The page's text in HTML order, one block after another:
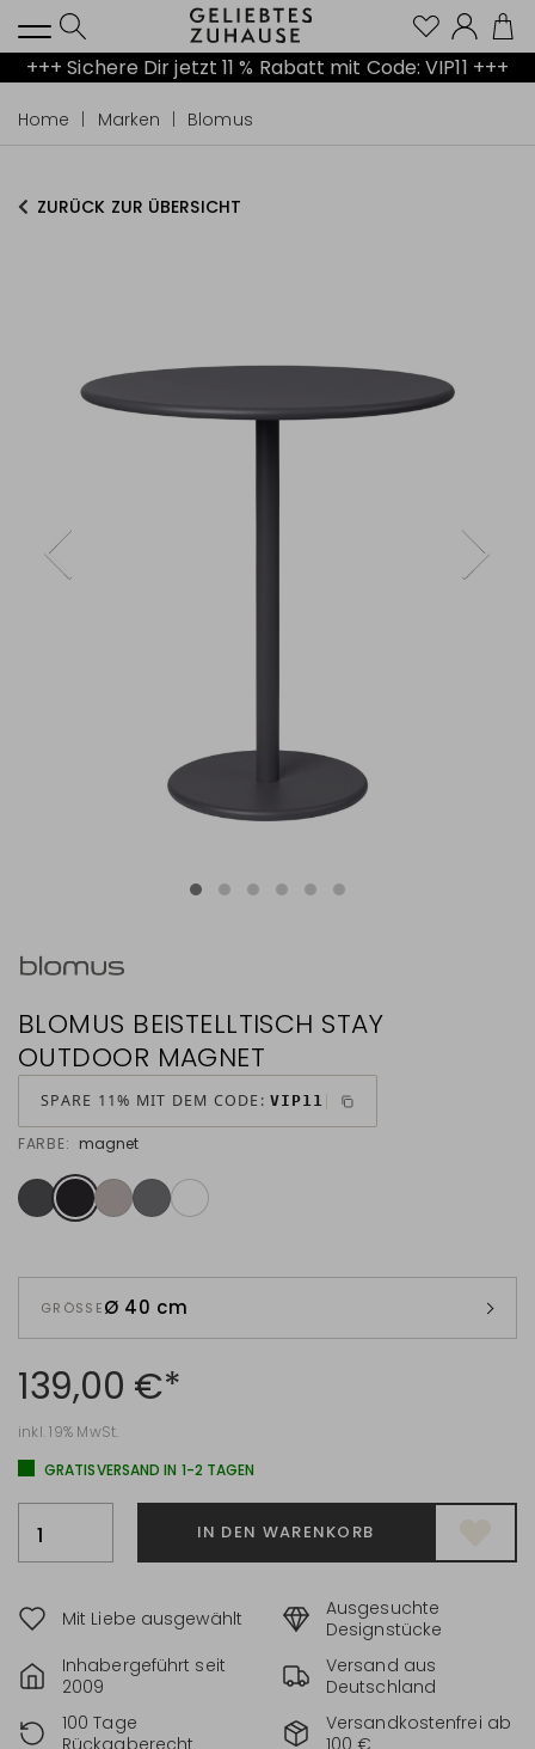
+++ Sichere Dir jetzt 11 % Rabatt mit Code: VIP11 +++
Home Marken Blomus
ZURÜCK ZUR ÜBERSICHT
BLOMUS BEISTELLTISCH STAY
OUTDOOR MAGNET
SPARE 11% MIT DEM CODE: VIP11
FARBE: magnet
GRÖSSE Ø 40 cm
139,00 €*
inkl. 19% MwSt.
GRATISVERSAND IN 1-2 TAGEN
IN DEN WARENKORB
Mit Liebe ausgewählt
Ausgesuchte
Designstücke
Inhabergeführt seit
2009
Versand aus
Deutschland
100 Tage
Versandkostenfrei ab